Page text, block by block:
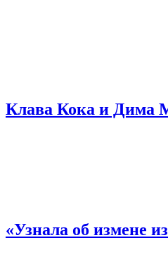
Клава Кока и Дима
«Узнала об измене